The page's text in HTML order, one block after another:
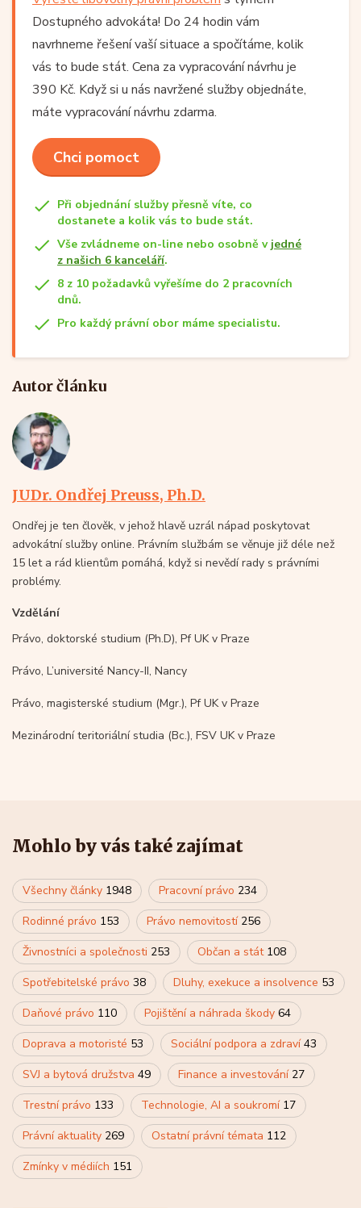
Dostupného advokáta! Do 24 hodin vám
navrhneme řešení vaší situace a spočítáme, kolik
vás to bude stát. Cena za vypracování návrhu je
390 Kč. Když si u nás navržené služby objednáte,
máte vypracování návrhu zdarma.
Chci pomoct
Při objednání služby přesně víte, co
dostanete a kolik vás to bude stát.
Vše zvládneme on-line nebo osobně v jedné
z našich 6 kanceláří.
8 z 10 požadavků vyřešíme do 2 pracovních
dnů.
Pro každý právní obor máme specialistu.
Autor článku
JUDr. Ondřej Preuss, Ph.D.
Ondřej je ten člověk, v jehož hlavě uzrál nápad poskytovat
advokátní služby online. Právním službám se věnuje již déle než
15 let a rád klientům pomáhá, když si nevědí rady s právními
problémy.
Vzdělání
Právo, doktorské studium (Ph.D), Pf UK v Praze
Právo, L’université Nancy-II, Nancy
Právo, magisterské studium (Mgr.), Pf UK v Praze
Mezinárodní teritoriální studia (Bc.), FSV UK v Praze
Mohlo by vás také zajímat
Všechny články 1948 Pracovní právo 234
Rodinné právo 153 Právo nemovitostí 256
Živnostníci a společnosti 253 Občan a stát 108
Spotřebitelské právo 38 Dluhy, exekuce a insolvence 53
Daňové právo 110 Pojištění a náhrada škody 64
Doprava a motoristé 53 Sociální podpora a zdraví43
SVJ a bytová družstva 49 Finance a investování 27
Trestní právo 133 Technologie, AI a soukromí 17
Právní aktuality 269 Ostatní právní témata 112
Zmínky v médiích 151